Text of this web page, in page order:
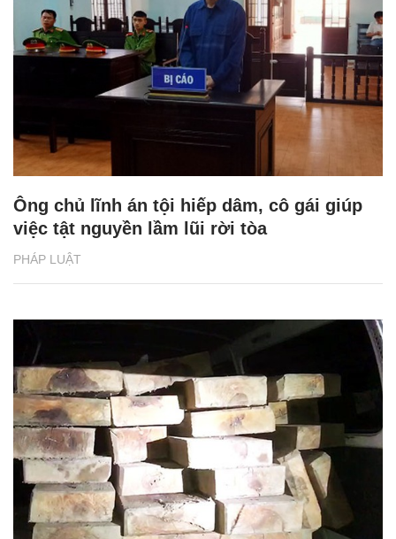
PHÁP LUẬT
Ông chủ lĩnh án tội hiếp dâm, cô gái giúp
việc tật nguyền lầm lũi rời tòa